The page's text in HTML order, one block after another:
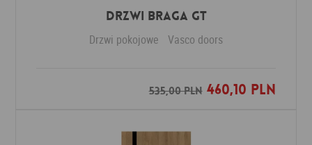
Drzwi Braga GT
Drzwi pokojowe Vasco doors
535,00 PLN460,10 PLN
Dodaj do ulubionych